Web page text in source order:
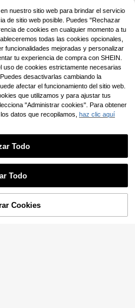
1 pieza Atril de libro plegable de 4 p
aneles, soporte ajustable para libros
de escritorio para estudiantes, orga
nizador de archivos plegable, estan
tería para libros, suministros de ofici
na y escolares, adecuado para el h
ogar, decoración de libros, organiza
ción de estanterías y exhibición ele
gante de libros, gran capacidad, res
istente, aplicable para almacenami
ento de escritorio, decoración de es
critorio, regalo para estudiantes, org
anización de la sala de estudio, alm
acenamiento conveniente, decorac
scritorio de oficina, decoración de l
a sala de estar, regalo de regreso a l
a escuela
34 Left
9
A LA BOLSA
nuestro sitio web para brindar el servicio
de sitio web posible. Puedes "Rechazar
de cookies en cualquier momento a tu
todas las cookies opcionales,
funcionalidades mejoradas y personalizar
tu experiencia de compra con SHEIN.
uso de cookies estrictamente necesarias
desactivarlas cambiando la
afectar el funcionamiento del sitio web.
que utilizamos y para ajustar tus
"Administrar cookies". Para obtener
datos que recopilamos, haz clic aquí
Todo
Todo
Cookies